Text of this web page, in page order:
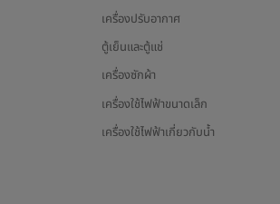
เครื่องปรับอากาศ
ตู้เย็นและตู้แช่
เครื่องซักผ้า
เครื่องใช้ไฟฟ้าขนาดเล็ก
เครื่องใช้ไฟฟ้าเกี่ยวกับน้ำ